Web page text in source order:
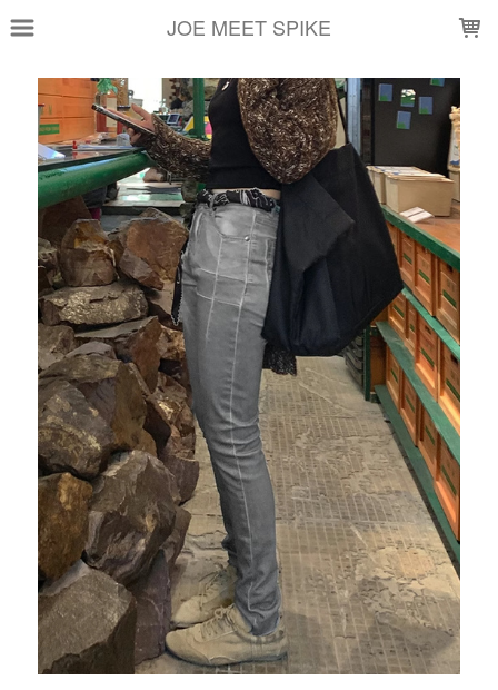
JOE MEET SPIKE